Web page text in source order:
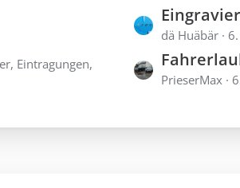
e
t
ä
e
e
Eintragungen,
L
e
t
z
e
Eingravierte FIN
dä Huäbär
PrieserMax